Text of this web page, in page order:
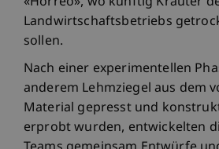
Landwirtschaftsbetriebs
sollen.
Nach einer experimentellen
anderem Lehmziegel aus dem
Material gepresst und
erprobt wurden, entwickelten